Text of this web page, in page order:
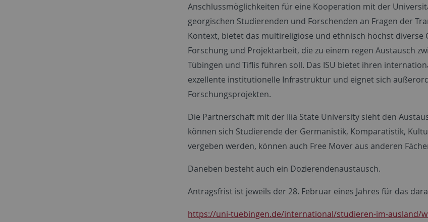
Anschlussmöglichkeiten für eine Kooperation mit der
georgischen Studierenden und Forschenden an Fragen der
Kontext, bietet das multireligiöse und ethnisch höchst
Forschung und Projektarbeit, die zu einem regen Austausch
Tübingen und Tiflis führen soll. Das ISU bietet ihren
exzellente institutionelle Infrastruktur und eignet sich
Forschungsprojekten.
Die Partnerschaft mit der Ilia State University sieht den
können sich Studierende der Germanistik, Komparatistik,
vergeben werden, können auch Free Mover aus anderen
Daneben besteht auch ein Dozierendenaustausch.
Antragsfrist ist jeweils der 28. Februar eines Jahres für das
https://uni-tuebingen.de/international/studieren-im-ausland/